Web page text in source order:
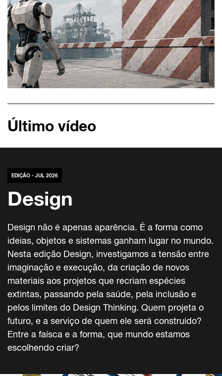
Último vídeo
EDIÇÃO - JUL 2026
Design
Design não é apenas aparência. É a forma como
ideias, objetos e sistemas ganham lugar no mundo.
Nesta edição Design, investigamos a tensão entre
imaginação e execução, da criação de novos
materiais aos projetos que recriam espécies
extintas, passando pela saúde, pela inclusão e
pelos limites do Design Thinking. Quem projeta o
futuro, e a serviço de quem ele será construído?
Entre a faísca e a forma, que mundo estamos
escolhendo criar?